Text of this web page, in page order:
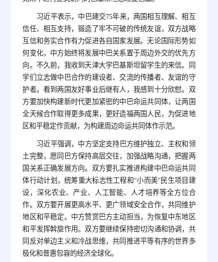
习近平表示，中巴建交75年来，两国相互理解、相互
信任、相互支持，锻造了牢不可破的传统友谊，双方战略
互信和务实合作有力促进各自国家发展。无论国际形势如
何变化，中方始终将发展中巴关系置于周边外交的优先方
向。不久前，我收到天津大学巴基斯坦留学生的来信。同
学们立志做中巴合作的建设者、交流的传播者、友谊的守
护者。看到两国友好事业后继有人，我感到十分欣慰。双
方要加快构建新时代更加紧密的中巴命运共同体，让两国
全天候合作取得更多成果，更好造福两国人民，为促进地
区和平稳定作贡献，为构建周边命运共同体作示范。
习近平强调，中方坚定支持巴方维护独立、主权和领
土完整，愿同巴方保持高层交往，加强战略沟通，把握两
国关系正确发展方向。双方要扎实推进构建中巴命运共同
体行动计划，统筹重大标志性工程和“小而美”民生项目建
设，深化农业、产业、人工智能、人才培养等全方位合
作。双方要开展更高水平、更广领域安全合作，共同维护
地区和平稳定。中方赞赏巴方主动担当，为恢复中东地区
和平发挥斡旋作用。双方要继续保持密切沟通和协调，共
同反对单边主义和冷战思维，共同推进平等有序的世界多
极化和普惠包容的经济全球化。